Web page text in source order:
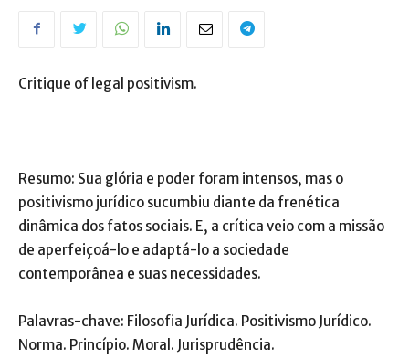
Critique of legal positivism.
Resumo: Sua glória e poder foram intensos, mas o
positivismo jurídico sucumbiu diante da frenética
dinâmica dos fatos sociais. E, a crítica veio com a missão
de aperfeiçoá-lo e adaptá-lo a sociedade
contemporânea e suas necessidades.
Palavras-chave: Filosofia Jurídica. Positivismo Jurídico.
Norma. Princípio. Moral. Jurisprudência.